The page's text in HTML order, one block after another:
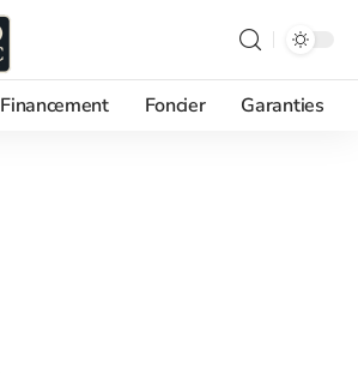
Financement Foncier Garanties